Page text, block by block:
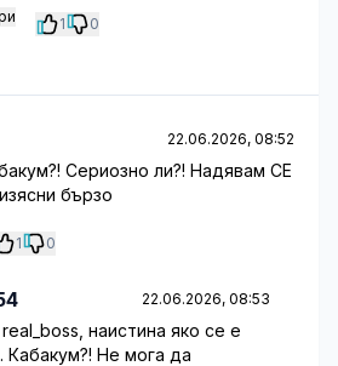
1 0
22.06.2026, 08:52
Сериозно ли?! Надявам СЕ
бързо
1 0
22.06.2026, 08:53
наистина яко се е
Кабакум?! Не мога да